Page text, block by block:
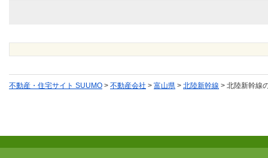
不動産・住宅サイト SUUMO > 不動産会社 > 富山県 > 北陸新幹線 > 北陸新幹線